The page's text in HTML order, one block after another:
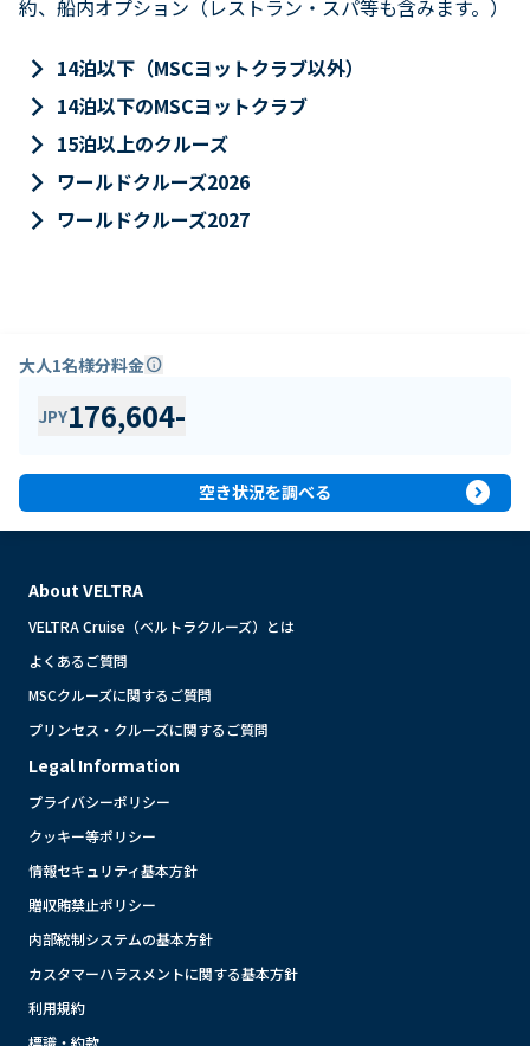
約、船内オプション（レストラン・スパ等も含みます。）
keyboard_arrow_right 14泊以下（MSCヨットクラブ以外）
keyboard_arrow_right 14泊以下のMSCヨットクラブ
keyboard_arrow_right 15泊以上のクルーズ
keyboard_arrow_right ワールドクルーズ2026
keyboard_arrow_right ワールドクルーズ2027
大人1名様分料金info
JPY176,604-
空き状況を調べる expand_circle_right
About VELTRA
VELTRA Cruise（ベルトラクルーズ）とは
よくあるご質問
MSCクルーズに関するご質問
プリンセス・クルーズに関するご質問
Legal Information
プライバシーポリシー
クッキー等ポリシー
情報セキュリティ基本方針
贈収賄禁止ポリシー
内部統制システムの基本方針
カスタマーハラスメントに関する基本方針
利用規約
標識・約款